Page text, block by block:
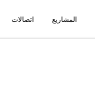
المشاريع اتصالات